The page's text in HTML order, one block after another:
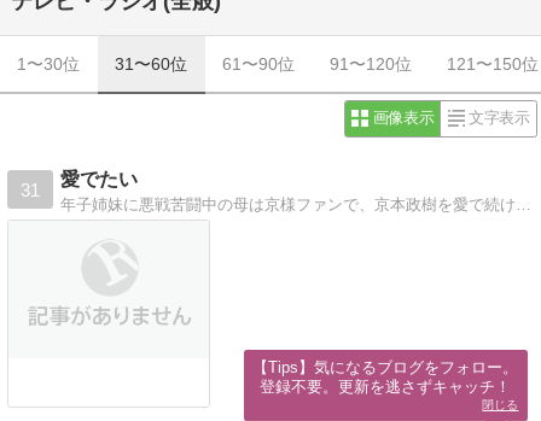
1〜30位 31〜60位 61〜90位 91〜120位 121〜150位
画像表示 文字表示
31
愛でたい
【Tips】気になるブログをフォロー。
登録不要。更新を逃さずキャッチ！
閉じる